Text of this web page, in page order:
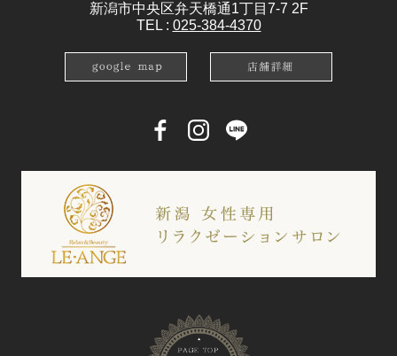
新潟市中央区弁天橋通1丁目7-7 2F
TEL : 025-384-4370